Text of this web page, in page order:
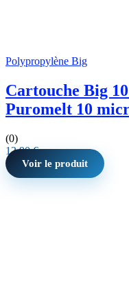
Polypropylène Big
Cartouche Big
Puromelt 10
(0)
12,90€
Voir le produit